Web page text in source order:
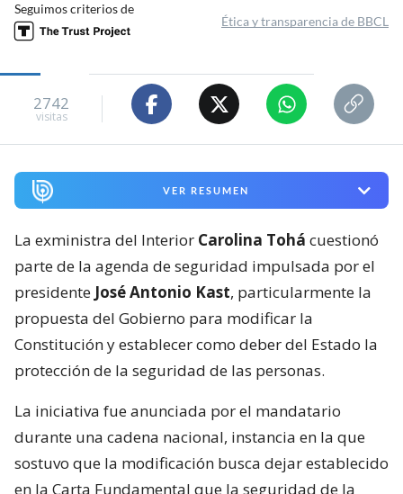
Seguimos criterios de
Ética y transparencia de BBCL
2742
visitas
VER RESUMEN
La exministra del Interior Carolina Tohá cuestionó
parte de la agenda de seguridad impulsada por el
presidente José Antonio Kast, particularmente la
propuesta del Gobierno para modificar la
Constitución y establecer como deber del Estado la
protección de la seguridad de las personas.
La iniciativa fue anunciada por el mandatario
durante una cadena nacional, instancia en la que
sostuvo que la modificación busca dejar establecido
en la Carta Fundamental que la seguridad de la